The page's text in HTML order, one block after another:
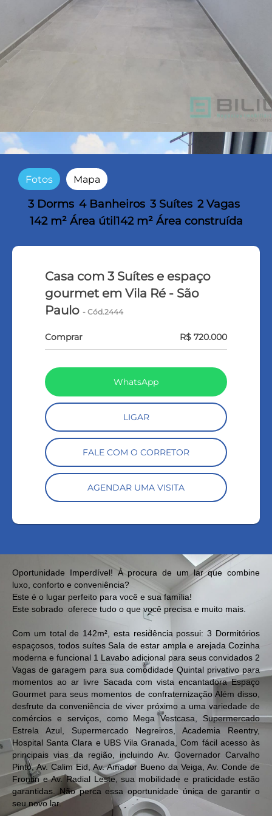
Fotos Mapa
3 Dorms 4 Banheiros 3 Suítes 2 Vagas
142 m² Área útil 142 m² Área construída
Casa com 3 Suítes e espaço
gourmet em Vila Ré - São
Paulo - Cód.2444
Comprar R$ 720.000
WhatsApp
LIGAR
FALE COM O CORRETOR
AGENDAR UMA VISITA
keyboard_backspace
Oportunidade Imperdível! À procura de um lar que combine
luxo, conforto e conveniência?
Este é o lugar perfeito para você e sua família!
Este sobrado oferece tudo o que você precisa e muito mais.
Com um total de 142m², esta residência possui: 3 Dormitórios
espaçosos, todos suítes Sala de estar ampla e arejada Cozinha
moderna e funcional 1 Lavabo adicional para seus convidados 2
Vagas de garagem para sua comodidade Quintal privativo para
momentos ao ar livre Sacada com vista encantadora Espaço
Gourmet para seus momentos de confraternização Além disso,
desfrute da conveniência de viver próximo a uma variedade de
comércios e serviços, como Mega Vestcasa, Supermercado
Estrela Azul, Supermercado Negreiros, Academia Reentry,
Hospital Santa Clara e UBS Vila Granada, Com fácil acesso às
principais vias da região, incluindo Av. Governador Carvalho
Pinto, Av. Calim Eid, Av. Amador Bueno da Veiga, Av. Conde de
Frontin e Av. Radial Leste, sua mobilidade e praticidade estão
garantidas. Não perca essa oportunidade única de garantir o
seu novo lar.